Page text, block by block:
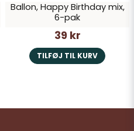
Ballon, Happy Birthday mix,
6-pak
39 kr
TILFØJ TIL KURV